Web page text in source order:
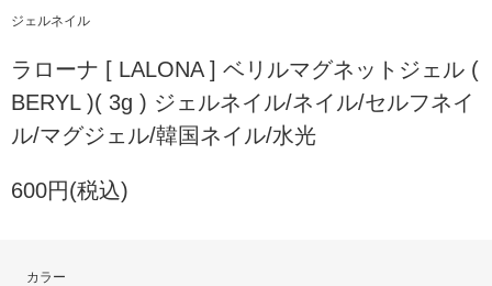
ジェルネイル
ラローナ [ LALONA ] ベリルマグネットジェル (
BERYL )( 3g ) ジェルネイル/ネイル/セルフネイ
ル/マグジェル/韓国ネイル/水光
600円(税込)
カラー